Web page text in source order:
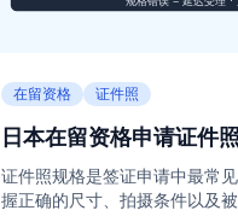
在留资格 证件照
日本在留资格申请证件
证件照规格是签证申请中最常
握正确的尺寸、拍摄条件以及被